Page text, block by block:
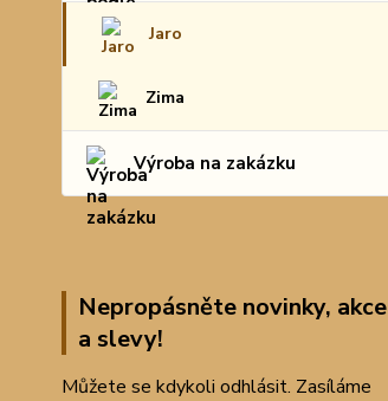
Jaro
Zima
Výroba na zakázku
Nepropásněte novinky, akce
a slevy!
Můžete se kdykoli odhlásit. Zasíláme